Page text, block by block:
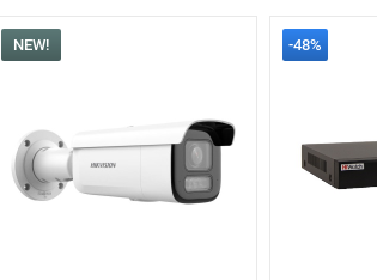
NEW! -48%